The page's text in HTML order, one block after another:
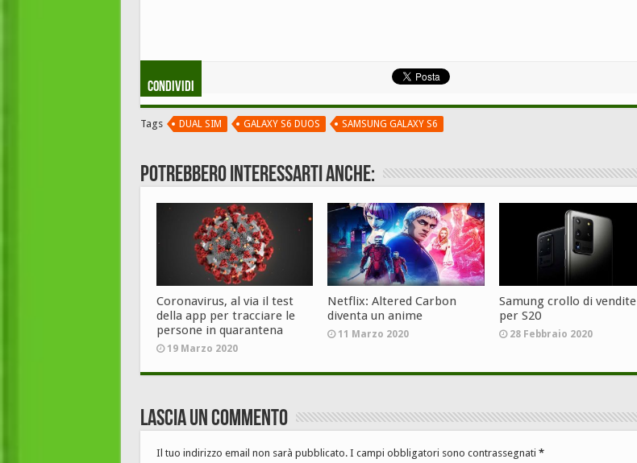
Condividi
Tags DUAL SIM GALAXY S6 DUOS SAMSUNG GALAXY S6
Potrebbero interessarti anche:
Coronavirus, al via il test
della app per tracciare le
persone in quarantena
19 Marzo 2020
Netflix: Altered Carbon
diventa un anime
11 Marzo 2020
Samung crollo di vendite
per S20
28 Febbraio 2020
Lascia un commento
Il tuo indirizzo email non sarà pubblicato. I campi obbligatori sono contrassegnati *